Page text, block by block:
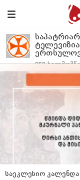
Toggle
ტელევიზია
253
საეკლესიო